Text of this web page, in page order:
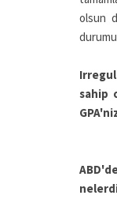
olsun
sahip